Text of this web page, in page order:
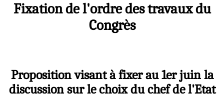
Fixation de l'ordre des travaux du
Congrès
Proposition visant à fixer au 1er juin la
discussion sur le choix du chef de l'Etat